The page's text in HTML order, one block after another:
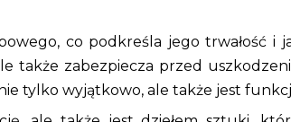
co podkreśla jego trwałość i
zabezpiecza przed
tylko wyjątkowo, ale także jest